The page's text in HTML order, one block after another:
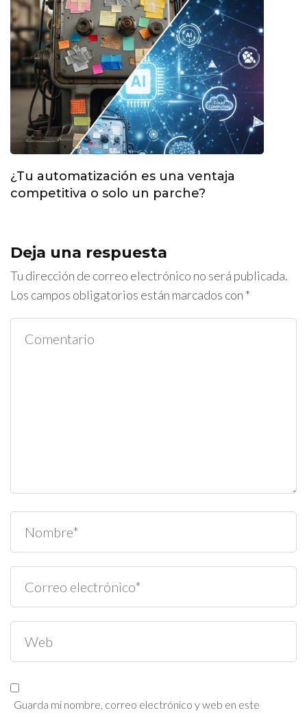
¿Tu automatización es una ventaja
competitiva o solo un parche?
Deja una respuesta
Tu dirección de correo electrónico no será publicada.
Los campos obligatorios están marcados con *
Guarda mi nombre, correo electrónico y web en este